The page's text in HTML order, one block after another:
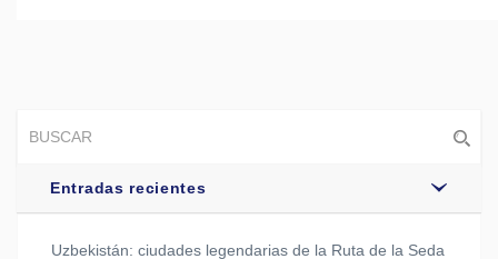
Entradas recientes
Uzbekistán: ciudades legendarias de la Ruta de la Seda